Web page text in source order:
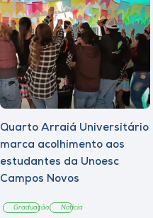
Quarto Arraiá Universitário
marca acolhimento aos
estudantes da Unoesc
Campos Novos
Graduação Notícia